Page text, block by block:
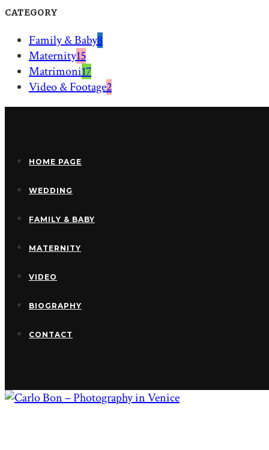
CATEGORY
Family & Baby8
Maternity15
Matrimoni17
Video & Footage2
HOME PAGE
WEDDING
FAMILY & BABY
MATERNITY
VIDEO
BIOGRAPHY
CONTACT